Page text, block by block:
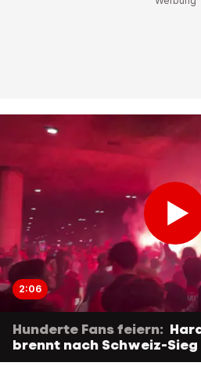
2:06
Hunderte Fans feiern:
brennt nach Schweiz-Sieg